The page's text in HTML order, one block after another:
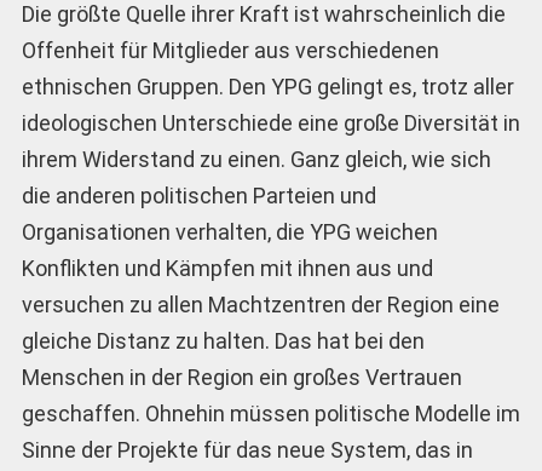
Die größte Quelle ihrer Kraft ist wahrscheinlich die
Offenheit für Mitglieder aus verschiedenen
ethnischen Gruppen. Den YPG gelingt es, trotz aller
ideologischen Unterschiede eine große Diversität in
ihrem Widerstand zu einen. Ganz gleich, wie sich
die anderen politischen Parteien und
Organisationen verhalten, die YPG weichen
Konflikten und Kämpfen mit ihnen aus und
versuchen zu allen Machtzentren der Region eine
gleiche Distanz zu halten. Das hat bei den
Menschen in der Region ein großes Vertrauen
geschaffen. Ohnehin müssen politische Modelle im
Sinne der Projekte für das neue System, das in